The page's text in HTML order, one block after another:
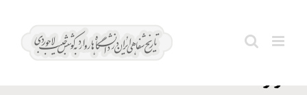
ابتهاج،
نوار ۲۵